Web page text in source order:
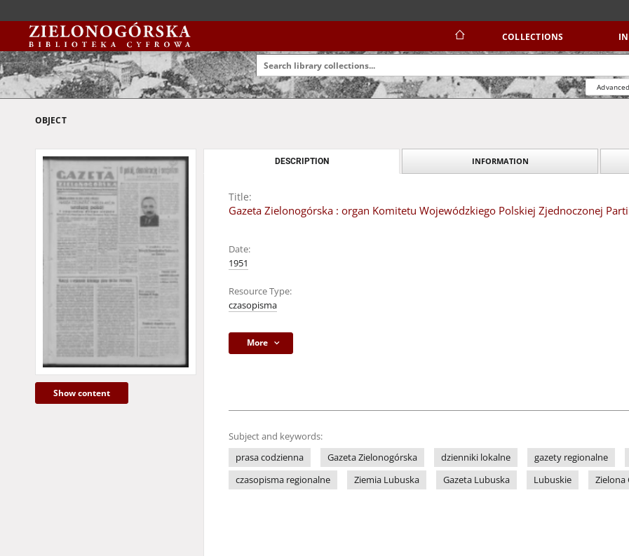
COLLECTIONS
OBJECT
Show content
DESCRIPTION INFORMATION
Title:
Gazeta Zielonogórska : organ Komitetu Wojewódzkiego Polskiej Zjednoczonej
Date:
1951
Resource Type:
czasopisma
More
Subject and keywords:
prasa codzienna
Gazeta Zielonogórska dzienniki lokalne gazety regionalne
czasopisma regionalne
Ziemia Lubuska Gazeta Lubuska Lubuskie Zielona